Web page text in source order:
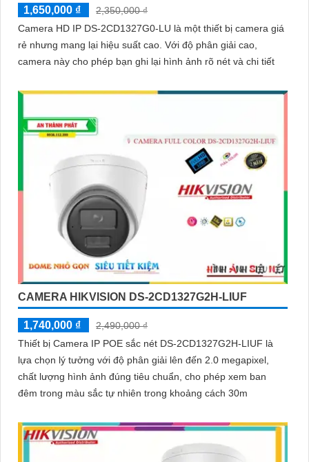
1,650,000 ₫
2,350,000 ₫
Camera HD IP DS-2CD1327G0-LU là một thiết bị camera giá
rẻ nhưng mang lại hiệu suất cao. Với độ phân giải cao,
camera này cho phép bạn ghi lại hình ảnh rõ nét và chi tiết
CAMERA HIKVISION DS-2CD1327G2H-LIUF
1,740,000 ₫
2,490,000 ₫
Thiết bị Camera IP POE sắc nét DS-2CD1327G2H-LIUF là
lựa chọn lý tưởng với độ phân giải lên đến 2.0 megapixel,
chất lượng hình ảnh đúng tiêu chuẩn, cho phép xem ban
đêm trong màu sắc tự nhiên trong khoảng cách 30m